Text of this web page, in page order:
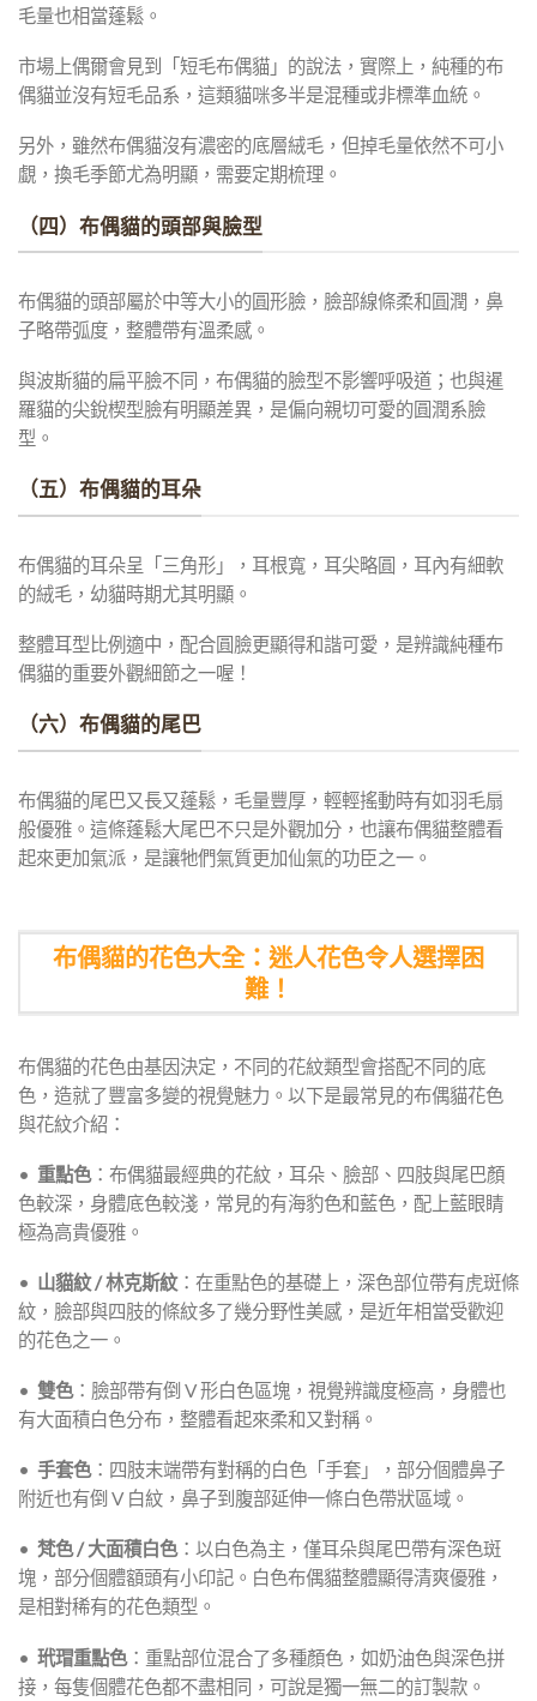
毛量也相當蓬鬆。
市場上偶爾會見到「短毛布偶貓」的說法，實際上，純種的布
偶貓並沒有短毛品系，這類貓咪多半是混種或非標準血統。
另外，雖然布偶貓沒有濃密的底層絨毛，但掉毛量依然不可小
覷，換毛季節尤為明顯，需要定期梳理。
（四）布偶貓的頭部與臉型
布偶貓的頭部屬於中等大小的圓形臉，臉部線條柔和圓潤，鼻
子略帶弧度，整體帶有溫柔感。
與波斯貓的扁平臉不同，布偶貓的臉型不影響呼吸道；也與暹
羅貓的尖銳楔型臉有明顯差異，是偏向親切可愛的圓潤系臉
型。
（五）布偶貓的耳朵
布偶貓的耳朵呈「三角形」，耳根寬，耳尖略圓，耳內有細軟
的絨毛，幼貓時期尤其明顯。
整體耳型比例適中，配合圓臉更顯得和諧可愛，是辨識純種布
偶貓的重要外觀細節之一喔！
（六）布偶貓的尾巴
布偶貓的尾巴又長又蓬鬆，毛量豐厚，輕輕搖動時有如羽毛扇
般優雅。這條蓬鬆大尾巴不只是外觀加分，也讓布偶貓整體看
起來更加氣派，是讓牠們氣質更加仙氣的功臣之一。
布偶貓的花色大全：迷人花色令人選擇困
難！
布偶貓的花色由基因決定，不同的花紋類型會搭配不同的底
色，造就了豐富多變的視覺魅力。以下是最常見的布偶貓花色
與花紋介紹：
• 重點色：布偶貓最經典的花紋，耳朵、臉部、四肢與尾巴顏
色較深，身體底色較淺，常見的有海豹色和藍色，配上藍眼睛
極為高貴優雅。
• 山貓紋 / 林克斯紋：在重點色的基礎上，深色部位帶有虎斑條
紋，臉部與四肢的條紋多了幾分野性美感，是近年相當受歡迎
的花色之一。
• 雙色：臉部帶有倒 V 形白色區塊，視覺辨識度極高，身體也
有大面積白色分布，整體看起來柔和又對稱。
• 手套色：四肢末端帶有對稱的白色「手套」，部分個體鼻子
附近也有倒 V 白紋，鼻子到腹部延伸一條白色帶狀區域。
• 梵色 / 大面積白色：以白色為主，僅耳朵與尾巴帶有深色斑
塊，部分個體額頭有小印記。白色布偶貓整體顯得清爽優雅，
是相對稀有的花色類型。
• 玳瑁重點色：重點部位混合了多種顏色，如奶油色與深色拼
接，每隻個體花色都不盡相同，可說是獨一無二的訂製款。